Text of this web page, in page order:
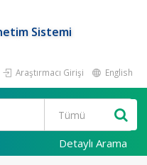
Sistemi
Araştırmacı Girişi English
Detaylı Arama